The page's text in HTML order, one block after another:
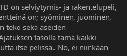
on selviytymis- ja rakentelupeli,
on; syöminen, juominen,
teko sekä aseiden
tasolla tämä kaikki
itse pelissä.. No, ei niinkään.